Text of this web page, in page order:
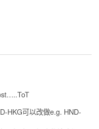
HKG可以改做e.g. HND-